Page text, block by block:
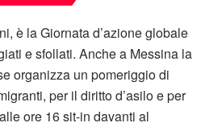
è la Giornata d’azione globale
e sfollati. Anche a Messina la
organizza un pomeriggio di
per il diritto d’asilo e per
ore 16 sit-in davanti al